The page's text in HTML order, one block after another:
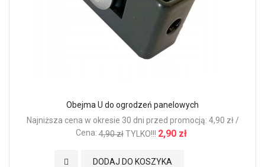
Obejma U do ogrodzeń panelowych
Najniższa cena w okresie 30 dni przed promocją: 4,90 zł /
Cena: 4,90 zł TYLKO!!! 2,90 zł
DODAJ DO KOSZYKA
Dodaj do Ulubionych